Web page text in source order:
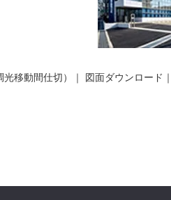
移動間仕切） ｜ 図面ダウンロード ｜